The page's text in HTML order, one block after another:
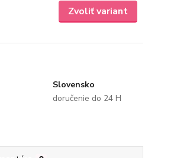
Zvoliť variant
Slovensko
doručenie do 24 H